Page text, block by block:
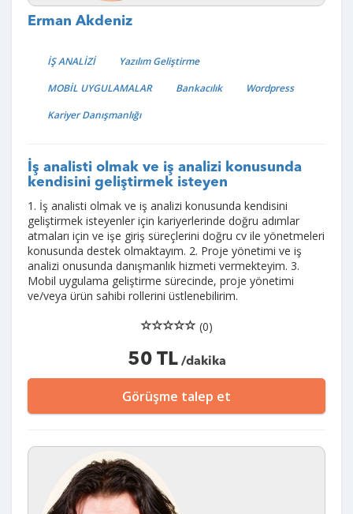
Erman Akdeniz
İŞ ANALİZİ
Yazılım Geliştirme
MOBİL UYGULAMALAR
Bankacılık
Wordpress
Kariyer Danışmanlığı
İş analisti olmak ve iş analizi konusunda
kendisini geliştirmek isteyen
1. İş analisti olmak ve iş analizi konusunda kendisini
geliştirmek isteyenler için kariyerlerinde doğru adımlar
atmaları için ve işe giriş süreçlerini doğru cv ile yönetmeleri
konusunda destek olmaktayım. 2. Proje yönetimi ve iş
analizi onusunda danışmanlık hizmeti vermekteyim. 3.
Mobil uygulama geliştirme sürecinde, proje yönetimi
ve/veya ürün sahibi rollerini üstlenebilirim.
(0)
50 TL/dakika
Görüşme talep et